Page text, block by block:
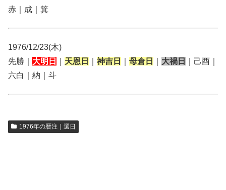
赤｜成｜箕
1976/12/23(木)
先勝｜ 大明日 天恩日 神吉日 母倉日 大禍日
｜己酉｜
六白｜納｜斗
1976年の暦注｜選日